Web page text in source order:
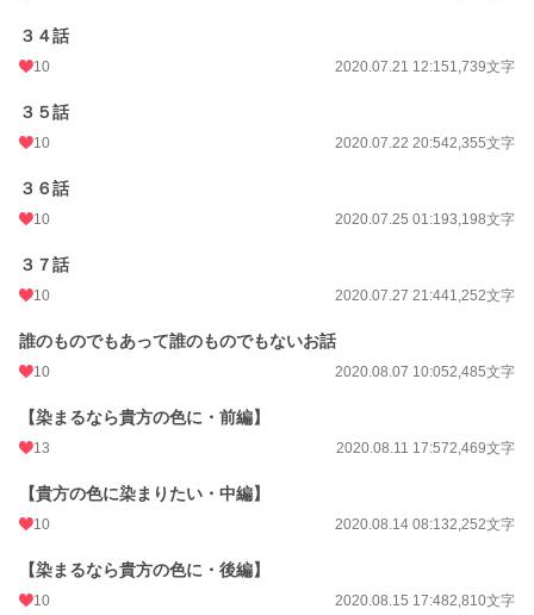
３４話
10 2020.07.21 12:151,739文字
３５話
10 2020.07.22 20:542,355文字
３６話
10 2020.07.25 01:193,198文字
３７話
10 2020.07.27 21:441,252文字
誰のものでもあって誰のものでもないお話
10 2020.08.07 10:052,485文字
【染まるなら貴方の色に・前編】
13 2020.08.11 17:572,469文字
【貴方の色に染まりたい・中編】
10 2020.08.14 08:132,252文字
【染まるなら貴方の色に・後編】
10 2020.08.15 17:482,810文字